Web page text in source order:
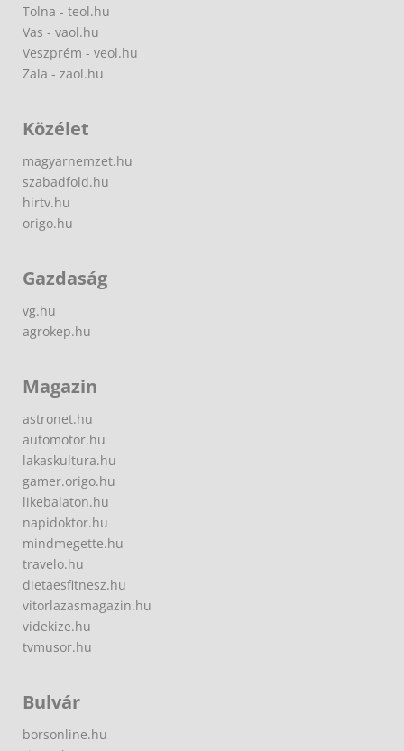
Tolna - teol.hu
Vas - vaol.hu
Veszprém - veol.hu
Zala - zaol.hu
Közélet
magyarnemzet.hu
szabadfold.hu
hirtv.hu
origo.hu
Gazdaság
vg.hu
agrokep.hu
Magazin
astronet.hu
automotor.hu
lakaskultura.hu
gamer.origo.hu
likebalaton.hu
napidoktor.hu
mindmegette.hu
travelo.hu
dietaesfitnesz.hu
vitorlazasmagazin.hu
videkize.hu
tvmusor.hu
Bulvár
borsonline.hu